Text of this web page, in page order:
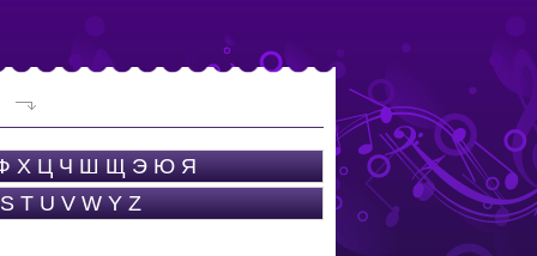
Х Ц Ч Ш Щ Э Ю Я
S T U V W Y Z